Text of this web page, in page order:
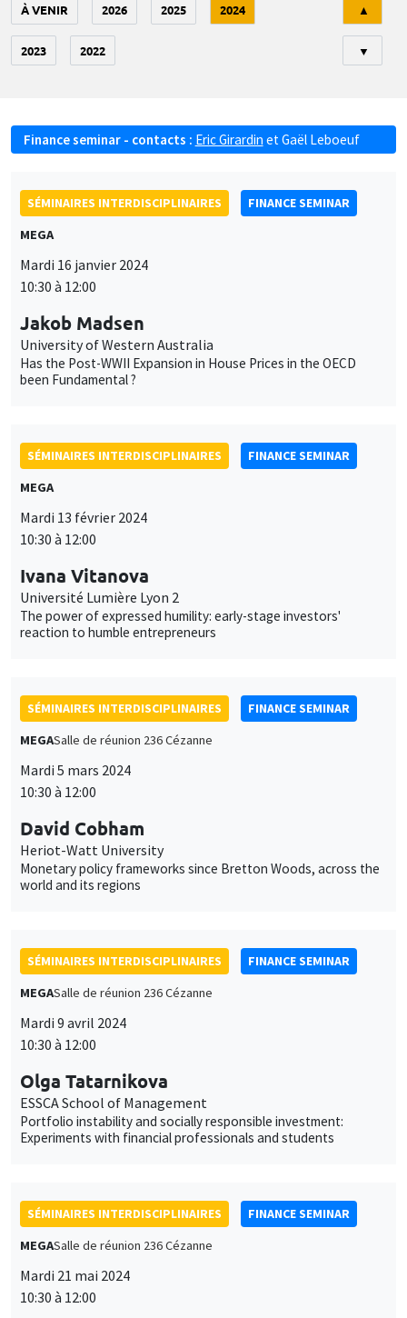
À VENIR 2026 2025 2024
2023 2022
▲
▼
Finance seminar - contacts : Eric Girardin et Gaël Leboeuf
SÉMINAIRES INTERDISCIPLINAIRES
FINANCE SEMINAR
MEGA
Mardi 16 janvier 2024
10:30 à 12:00
Jakob Madsen
University of Western Australia
Has the Post-WWII Expansion in House Prices in the OECD
been Fundamental ?
SÉMINAIRES INTERDISCIPLINAIRES
FINANCE SEMINAR
MEGA
Mardi 13 février 2024
10:30 à 12:00
Ivana Vitanova
Université Lumière Lyon 2
The power of expressed humility: early-stage investors'
reaction to humble entrepreneurs
SÉMINAIRES INTERDISCIPLINAIRES
FINANCE SEMINAR
MEGASalle de réunion 236 Cézanne
Mardi 5 mars 2024
10:30 à 12:00
David Cobham
Heriot-Watt University
Monetary policy frameworks since Bretton Woods, across the
world and its regions
SÉMINAIRES INTERDISCIPLINAIRES
FINANCE SEMINAR
MEGASalle de réunion 236 Cézanne
Mardi 9 avril 2024
10:30 à 12:00
Olga Tatarnikova
ESSCA School of Management
Portfolio instability and socially responsible investment:
Experiments with financial professionals and students
SÉMINAIRES INTERDISCIPLINAIRES
FINANCE SEMINAR
MEGASalle de réunion 236 Cézanne
Mardi 21 mai 2024
10:30 à 12:00